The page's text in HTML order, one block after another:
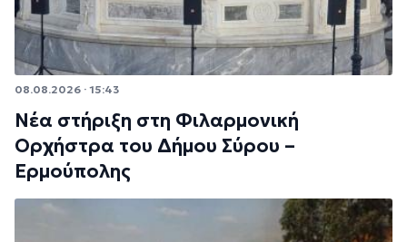
08.08.2026 · 15:43
Νέα στήριξη στη Φιλαρμονική
Ορχήστρα του Δήμου Σύρου –
Ερμούπολης